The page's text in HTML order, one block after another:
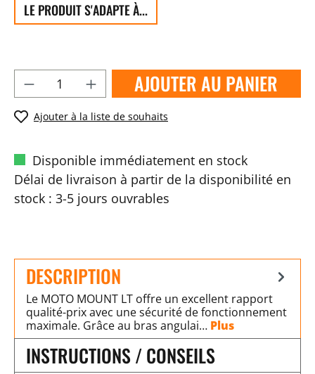
LE PRODUIT S'ADAPTE À...
AJOUTER AU PANIER
Ajouter à la liste de souhaits
Disponible immédiatement en stock
Délai de livraison à partir de la disponibilité en
stock : 3-5 jours ouvrables
DESCRIPTION
Le MOTO MOUNT LT offre un excellent rapport
qualité-prix avec une sécurité de fonctionnement
maximale. Grâce au bras angulai… Plus
INSTRUCTIONS / CONSEILS